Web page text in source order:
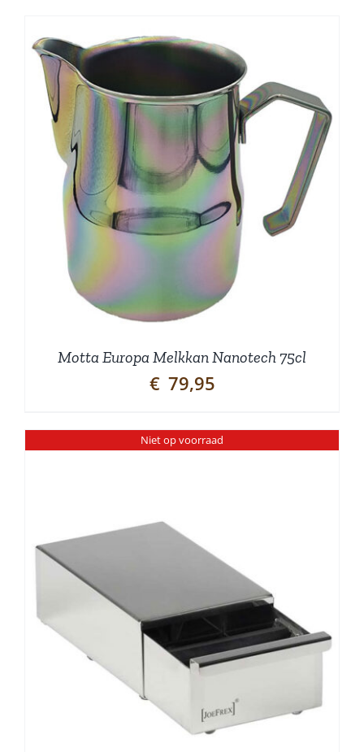
Motta Europa Melkkan Nanotech 75cl
€ 79,95
Niet op voorraad